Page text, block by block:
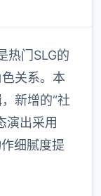
热门SLG的
关系。本
新增的“社
演出采用
细腻度提